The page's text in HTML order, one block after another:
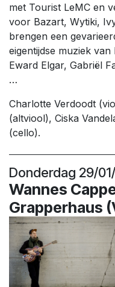
met Tourist LeMC en
voor Bazart, Wytiki,
brengen een
eigentijdse muziek
Eward Elgar, Gabriël
…
Charlotte Verdoodt
(altviool), Ciska
(cello).
Donderdag 29/
Wannes
Grapperhaus